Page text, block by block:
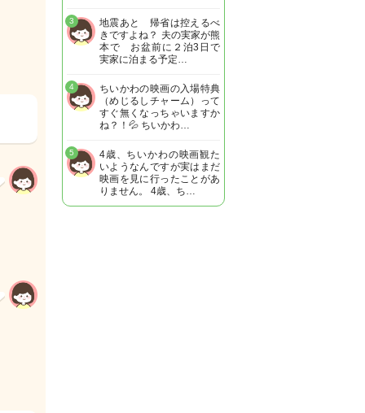
地震あと 帰省は控えるべ
きですよね？ 夫の実家が熊
本で お盆前に２泊3日で
実家に泊まる予定…
3
ちいかわの映画の入場特典
（めじるしチャーム）って
すぐ無くなっちゃいますか
ね？！💦 ちいかわ…
4
4歳、ちいかわの映画観た
いようなんですが実はまだ
映画を見に行ったことがあ
りません。 4歳、ち…
5